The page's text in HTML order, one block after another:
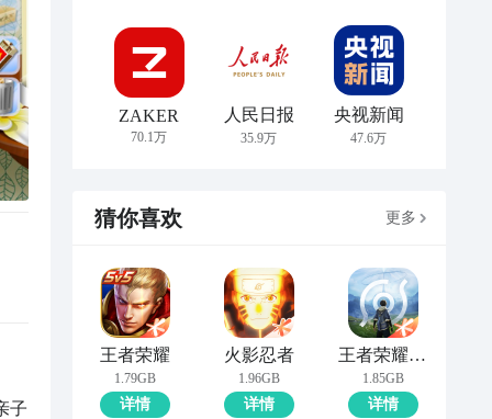
子
ZAKER
70.1万
人民日报
35.9万
央视新闻
47.6万
猜你喜欢 更多
王者荣耀
1.79GB
详情
火影忍者
1.96GB
详情
王者荣耀世界
1.85GB
详情